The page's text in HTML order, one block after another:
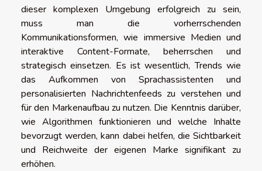
dieser komplexen Umgebung erfolgreich zu sein,
muss man die vorherrschenden
Kommunikationsformen, wie immersive Medien und
interaktive Content-Formate, beherrschen und
strategisch einsetzen. Es ist wesentlich, Trends wie
das Aufkommen von Sprachassistenten und
personalisierten Nachrichtenfeeds zu verstehen und
für den Markenaufbau zu nutzen. Die Kenntnis darüber,
wie Algorithmen funktionieren und welche Inhalte
bevorzugt werden, kann dabei helfen, die Sichtbarkeit
und Reichweite der eigenen Marke signifikant zu
erhöhen.